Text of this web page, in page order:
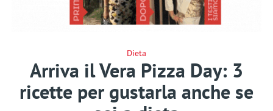
Dieta
Arriva il Vera Pizza Day: 3
ricette per gustarla anche se